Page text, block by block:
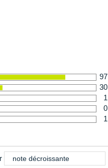
97
30
1
0
1
note décroissante